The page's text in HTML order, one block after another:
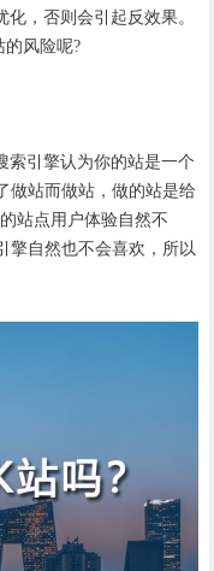
，否则会引起反效果。
风险呢?
索引擎认为你的站是一个
做站而做站，做的站是给
站点用户体验自然不
擎自然也不会喜欢，所以